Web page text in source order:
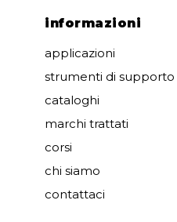
informazioni
applicazioni
strumenti di supporto
cataloghi
marchi trattati
corsi
chi siamo
contattaci